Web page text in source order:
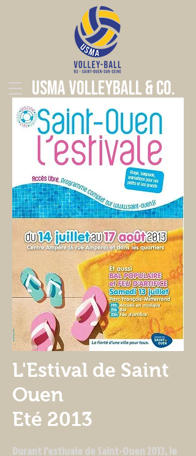
USMA Volleyball & Co.
L'Estival de Saint
Ouen
Eté 2013
Durant l'estivale de Saint-Ouen 2013, le